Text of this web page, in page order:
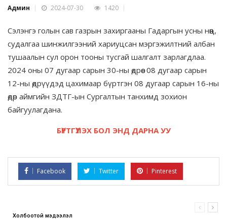
Админ 2024-07-30 1420
Сэлэнгэ голын сав газрын захиргааны Гадаргын усны нөөц,
судалгаа шинжилгээний хариуцсан мэргэжилтний албан
тушаалын сул орон тооны тусгай шалгалт зарлагдлаа.
2024 оны 07 дугаар сарын 30-ны өдрөөс 08 дугаар сарын
12-ны өдрүүдэд цахимаар бүртгэн 08 дугаар сарын 16-ны
өдөр аймгийн ЗДТГ-ын Сургалтын танхимд зохион
байгуулагдана.
БҮРТГҮҮЛЭХ БОЛ ЭНД ДАРНА УУ
Facebook Twitter Pinterest
Холбоотой мэдээлэл